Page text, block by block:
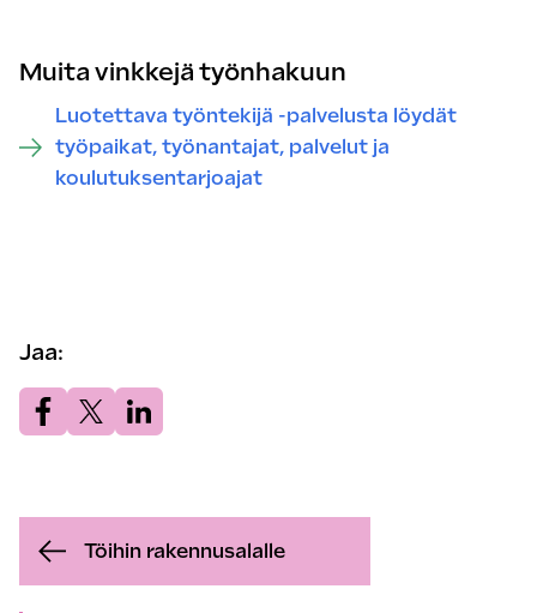
Muita vinkkejä työnhakuun
Luotettava työntekijä -palvelusta löydät
työpaikat, työnantajat, palvelut ja
koulutuksentarjoajat
Jaa:
Jaa. Jaa. Jaa.
Töihin rakennusalalle